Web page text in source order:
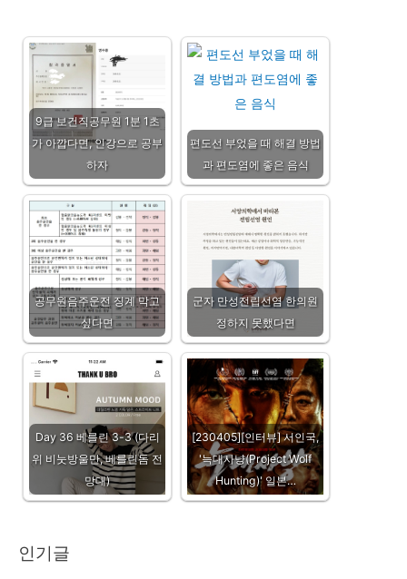
9급 보건직공무원 1분 1초
가 아깝다면, 인강으로 공부
하자
편도선 부었을 때 해결 방법
과 편도염에 좋은 음식
공무원음주운전 징계 막고
싶다면
군자 만성전립선염 한의원
정하지 못했다면
Day 36 베를린 3-3 (다리
위 비눗방울만, 베를린돔 전
망대)
[230405][인터뷰] 서인국,
'늑대사냥(Project Wolf
Hunting)' 일본…
인기글